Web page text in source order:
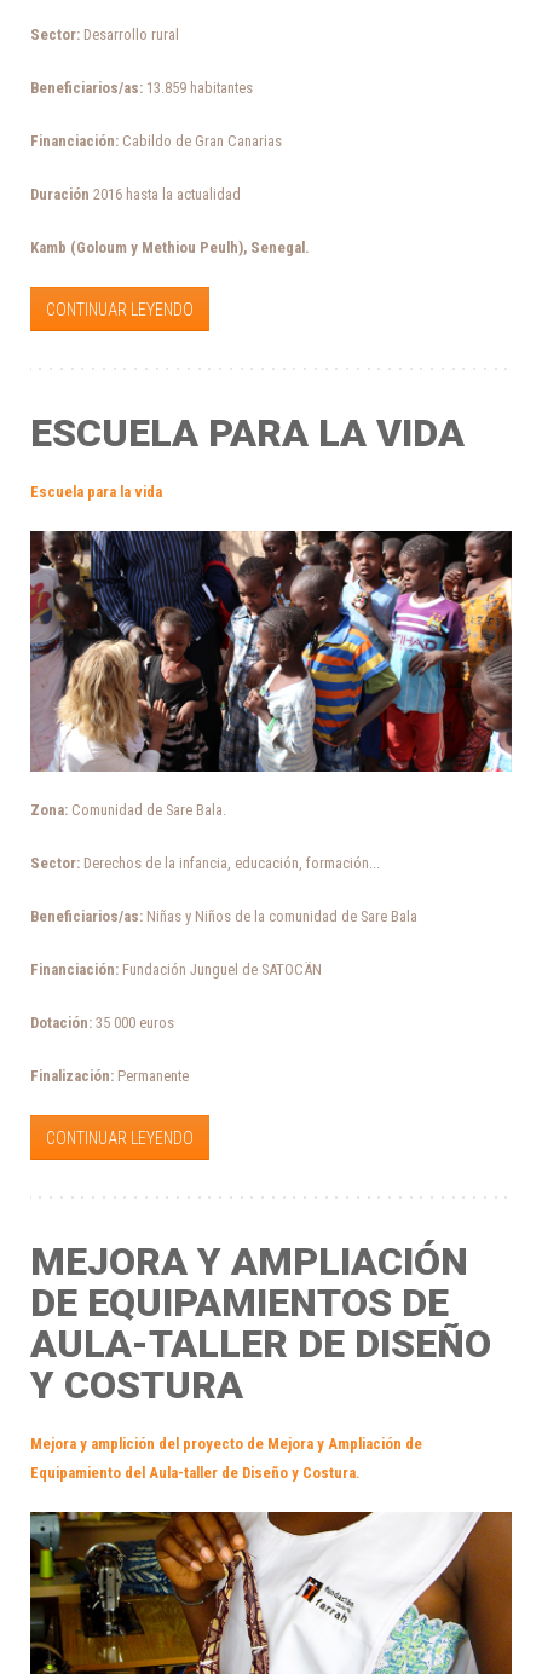
Sector: Desarrollo rural
Beneficiarios/as: 13.859 habitantes
Financiación: Cabildo de Gran Canarias
Duración 2016 hasta la actualidad
Kamb (Goloum y Methiou Peulh), Senegal.
CONTINUAR LEYENDO
ESCUELA PARA LA VIDA
Escuela para la vida
Zona: Comunidad de Sare Bala.
Sector: Derechos de la infancia, educación, formación...
Beneficiarios/as: Niñas y Niños de la comunidad de Sare Bala
Financiación: Fundación Junguel de SATOCÄN
Dotación: 35 000 euros
Finalización: Permanente
CONTINUAR LEYENDO
MEJORA Y AMPLIACIÓN
DE EQUIPAMIENTOS DE
AULA-TALLER DE DISEÑO
Y COSTURA
Mejora y amplición del proyecto de Mejora y Ampliación de
Equipamiento del Aula-taller de Diseño y Costura.